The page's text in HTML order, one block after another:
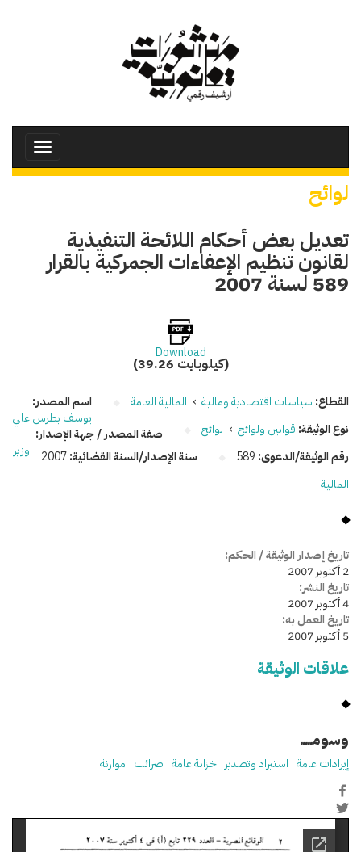
Toggle
لوائح
تعديل بعض أحكام اللائحة التنفيذية
لقانون تنظيم الإعفاءات الجمركية بالقرار
589 لسنة 2007
Download
(39.26 كيلوبايت)
القطاع: سياسات اقتصادية ومالية › المالية العامة
نوع الوثيقة: قوانين ولوائح › لوائح
رقم الوثيقة/الدعوى: 589 سنة الإصدار/السنة القضائية:2007
اسم المصدر:
يوسف بطرس غالي
صفة المصدر / جهة الإصدار:
وزير
المالية
تاريخ إصدار الوثيقة / الحكم:
2 أكتوبر 2007
تاريخ النشر:
4 أكتوبر 2007
تاريخ العمل به:
5 أكتوبر 2007
علاقات الوثيقة
وسومـــــ
إيرادات عامة استيراد وتصدير خزانة عامة ضرائب موازنة